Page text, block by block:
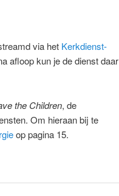
via het Kerkdienst-
afloop kun je de dienst daar
the Children, de
Om hieraan bij te
op pagina 15.